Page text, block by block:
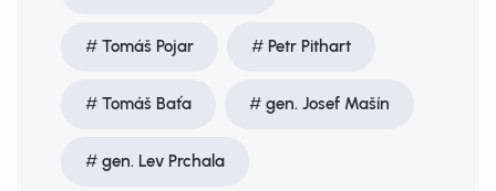
Tomáš Pojar Petr Pithart
Tomáš Baťa gen. Josef Mašín
gen. Lev Prchala